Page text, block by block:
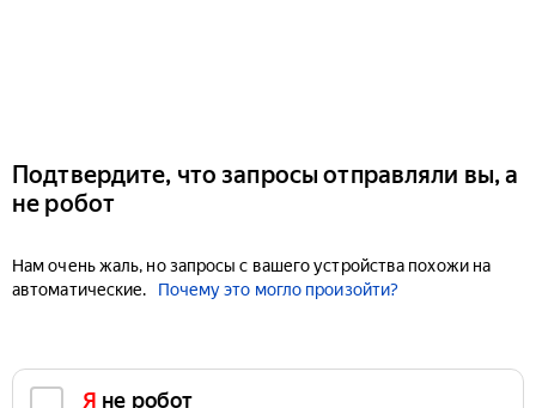
Подтвердите, что запросы отправляли вы, а
не робот
Нам очень жаль, но запросы с вашего устройства похожи на
автоматические.
Почему это могло произойти?
Я не робот